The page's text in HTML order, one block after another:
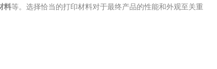
料等。选择恰当的打印材料对于最终产品的性能和外观至关重